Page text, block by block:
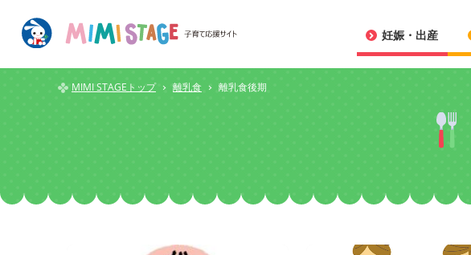
妊娠・出産
MIMI STAGEトップ 離乳食 離乳食後期